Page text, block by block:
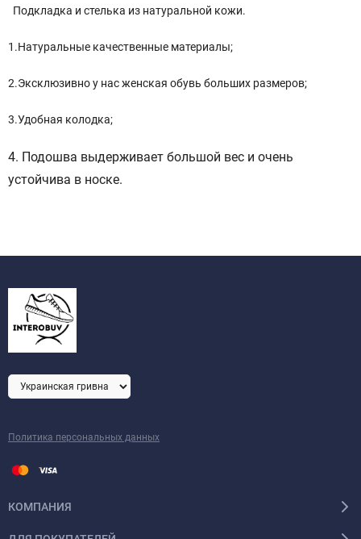
Подкладка и стелька из натуральной кожи.
1.Натуральные качественные материалы;
2.Эксклюзивно у нас женская обувь больших размеров;
3.Удобная колодка;
4. Подошва выдерживает большой вес и очень
устойчива в носке.
Политика персональных данных
КОМПАНИЯ